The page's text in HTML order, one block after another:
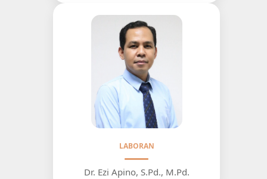
LABORAN
Dr. Ezi Apino, S.Pd., M.Pd.